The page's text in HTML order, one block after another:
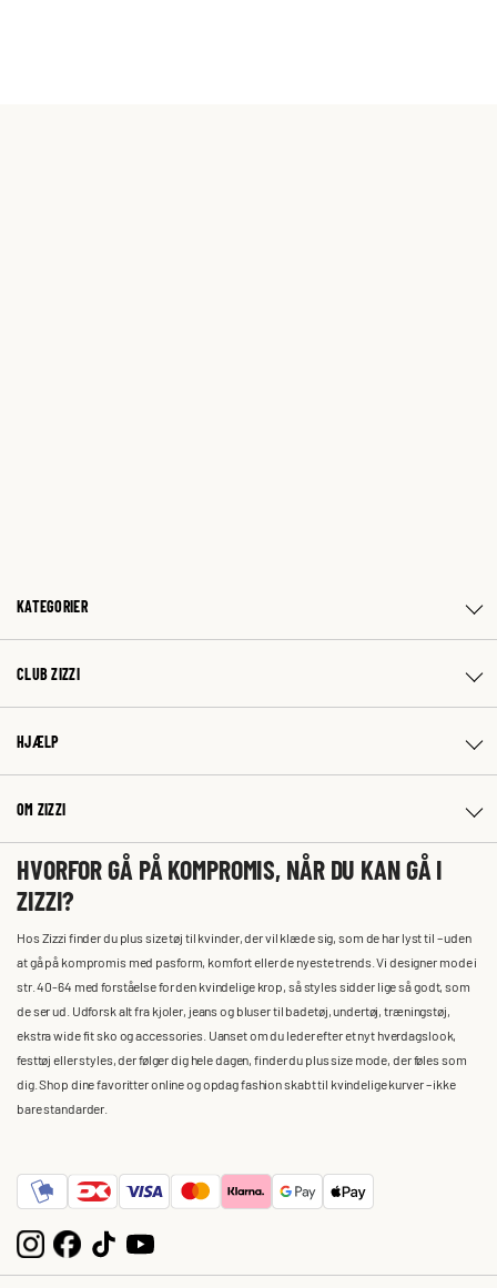
KATEGORIER
CLUB ZIZZI
HJÆLP
OM ZIZZI
HVORFOR GÅ PÅ KOMPROMIS, NÅR DU KAN GÅ I
ZIZZI?
Hos Zizzi finder du plus size tøj til kvinder, der vil klæde sig, som de har lyst til – uden
at gå på kompromis med pasform, komfort eller de nyeste trends. Vi designer mode i
str. 40-64 med forståelse for den kvindelige krop, så styles sidder lige så godt, som
de ser ud. Udforsk alt fra kjoler, jeans og bluser til badetøj, undertøj, træningstøj,
ekstra wide fit sko og accessories. Uanset om du leder efter et nyt hverdagslook,
festtøj eller styles, der følger dig hele dagen, finder du plus size mode, der føles som
dig. Shop dine favoritter online og opdag fashion skabt til kvindelige kurver – ikke
bare standarder.